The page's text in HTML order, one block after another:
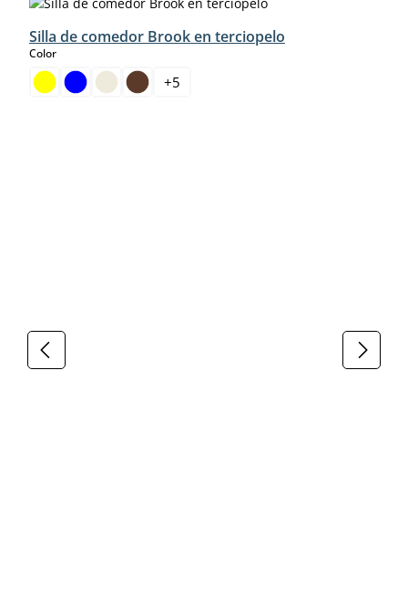
Silla de comedor Brook en terciopelo
Colorselect
+5